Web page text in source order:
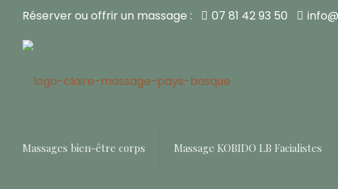
Réserver ou offrir un massage : 07 81 42 93 50
Massages bien-être corps Massage KOBIDO LB Facialistes